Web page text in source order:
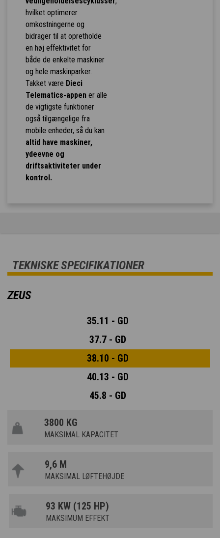
hvilket optimerer
omkostningerne og
bidrager til at opretholde
en høj effektivitet for
både de enkelte maskiner
og hele maskinparker.
Takket være Dieci
Telematics-appener alle
de vigtigste funktioner
også tilgængelige fra
mobile enheder, så du kan
altid have maskiner,
ydeevne og
driftsaktiviteter under
kontrol.
TEKNISKE SPECIFIKATIONER
ZEUS
35.11 - GD
37.7 - GD
38.10 - GD
40.13 - GD
45.8 - GD
3800 KG
MAKSIMAL KAPACITET
9,6 M
MAKSIMAL LØFTEHØJDE
93 KW (125 HP)
MAKSIMUM EFFEKT